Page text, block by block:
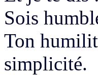
Sois
Ton
simplicité.